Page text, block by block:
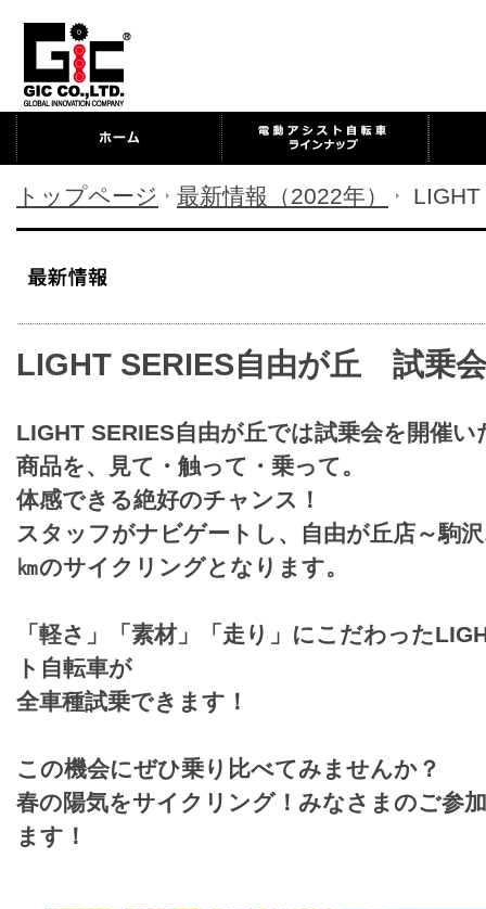
トップページ 最新情報（2022年）
LIGHT SERIES自由が丘 試乗
LIGHT SERIES自由が丘では試乗会を開催い
商品を、見て・触って・乗って。
体感できる絶好のチャンス！
スタッフがナビゲートし、自由が丘店～駒
㎞のサイクリングとなります。
「軽さ」「素材」「走り」にこだわった
ト自転車が
全車種試乗できます！
この機会にぜひ乗り比べてみませんか？
春の陽気をサイクリング！みなさまのご参
ます！